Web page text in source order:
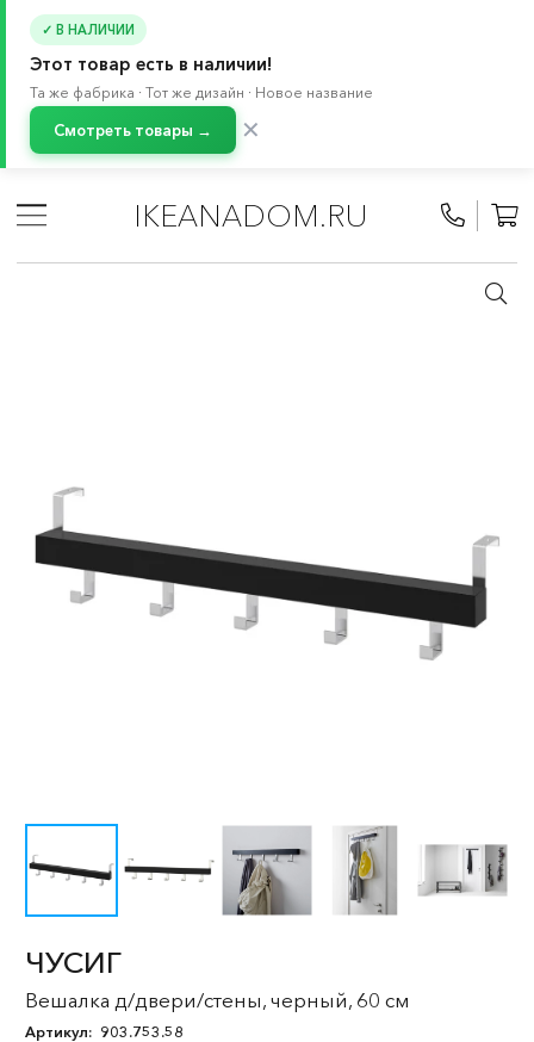
✓ В НАЛИЧИИ
Этот товар есть в наличии!
Та же фабрика · Тот же дизайн · Новое название
Смотреть товары → ✕
IKEANADOM.RU
Штанги и вешалки для полотенец
ЧУСИГ
Вешалка д/двери/стены, черный, 60 см
Артикул: 903.753.58